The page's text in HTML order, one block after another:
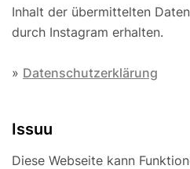
Inhalt der übermittelten
durch Instagram erhalten.
» Datenschutzerklärung
Issuu
Diese Webseite kann